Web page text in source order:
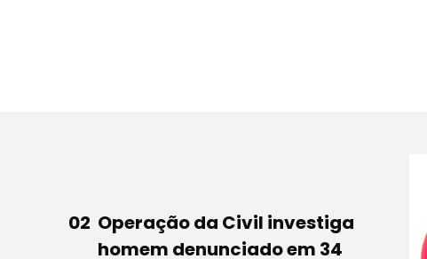
Operação da Civil investiga
homem denunciado em 34